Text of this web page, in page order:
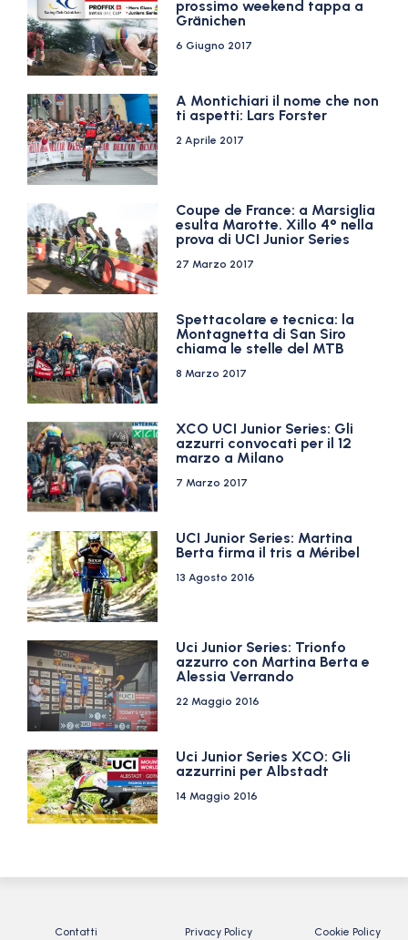
prossimo weekend tappa a
Gränichen
6 Giugno 2017
A Montichiari il nome che non
ti aspetti: Lars Forster
2 Aprile 2017
Coupe de France: a Marsiglia
esulta Marotte. Xillo 4° nella
prova di UCI Junior Series
27 Marzo 2017
Spettacolare e tecnica: la
Montagnetta di San Siro
chiama le stelle del MTB
8 Marzo 2017
XCO UCI Junior Series: Gli
azzurri convocati per il 12
marzo a Milano
7 Marzo 2017
UCI Junior Series: Martina
Berta firma il tris a Méribel
13 Agosto 2016
Uci Junior Series: Trionfo
azzurro con Martina Berta e
Alessia Verrando
22 Maggio 2016
Uci Junior Series XCO: Gli
azzurrini per Albstadt
14 Maggio 2016
Contatti Privacy Policy Cookie Policy